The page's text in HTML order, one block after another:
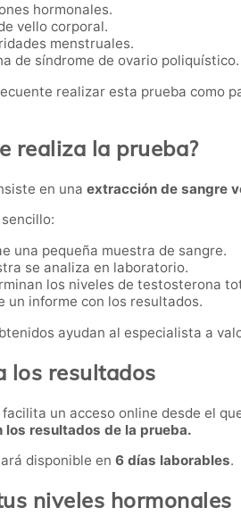
hormonales.
vello corporal.
menstruales.
de síndrome de ovario poliquístico.
realizar esta prueba como
realiza la prueba?
en una extracción de sangre
una pequeña muestra de sangre.
se analiza en laboratorio.
los niveles de testosterona
un informe con los resultados.
ayudan al especialista a
los resultados
un acceso online desde el
los resultados de la prueba.
disponible en 6 días laborables.
niveles hormonales